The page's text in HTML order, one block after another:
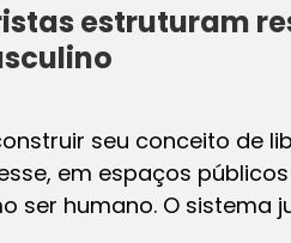
estruturam
seu conceito de
em espaços
ser humano. O sistema